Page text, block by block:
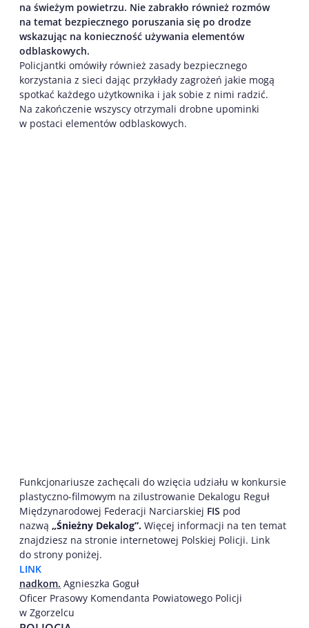
na świeżym powietrzu. Nie zabrakło również rozmów
na temat bezpiecznego poruszania się po drodze
wskazując na konieczność używania elementów
odblaskowych.
Policjantki omówiły również zasady bezpiecznego
korzystania z sieci dając przykłady zagrożeń jakie mogą
spotkać każdego użytkownika i jak sobie z nimi radzić.
Na zakończenie wszyscy otrzymali drobne upominki
w postaci elementów odblaskowych.
Funkcjonariusze zachęcali do wzięcia udziału w konkursie
plastyczno-filmowym na zilustrowanie Dekalogu Reguł
Międzynarodowej Federacji Narciarskiej FIS pod
nazwą „Śnieżny Dekalog”. Więcej informacji na ten temat
znajdziesz na stronie internetowej Polskiej Policji. Link
do strony poniżej.
LINK
nadkom. Agnieszka Goguł
Oficer Prasowy Komendanta Powiatowego Policji
w Zgorzelcu